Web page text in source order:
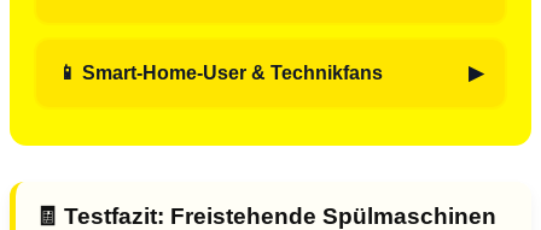
Ausstattung zum kleinen Preis – ideal für Sparfüchse,
📱 Smart-Home-User & Technikfans
🧾 Testfazit: Freistehende Spülmaschinen